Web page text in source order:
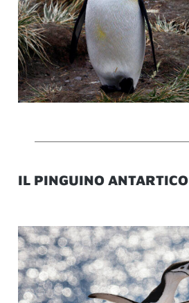
IL PINGUINO ANTARTICO